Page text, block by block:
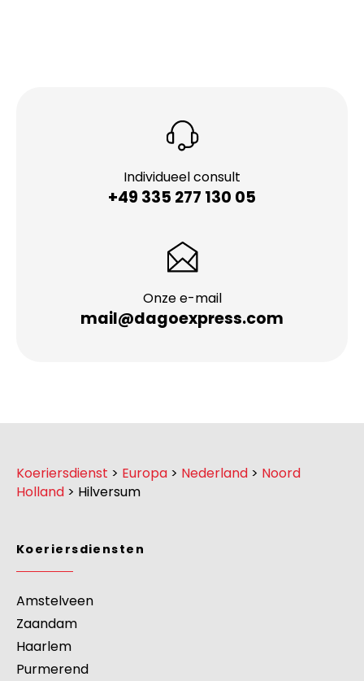
Individueel consult
+49 335 277 130 05
Onze e-mail
mail@dagoexpress.com
Koeriersdienst > Europa > Nederland > Noord
Holland > Hilversum
Koeriersdiensten
Amstelveen
Zaandam
Haarlem
Purmerend